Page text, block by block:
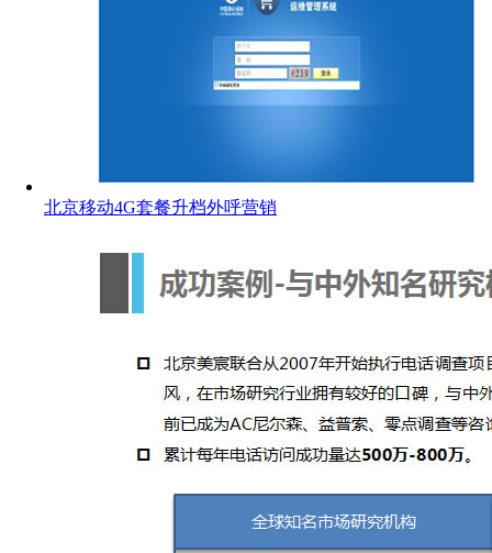
北京移动4G套餐升档外呼营销